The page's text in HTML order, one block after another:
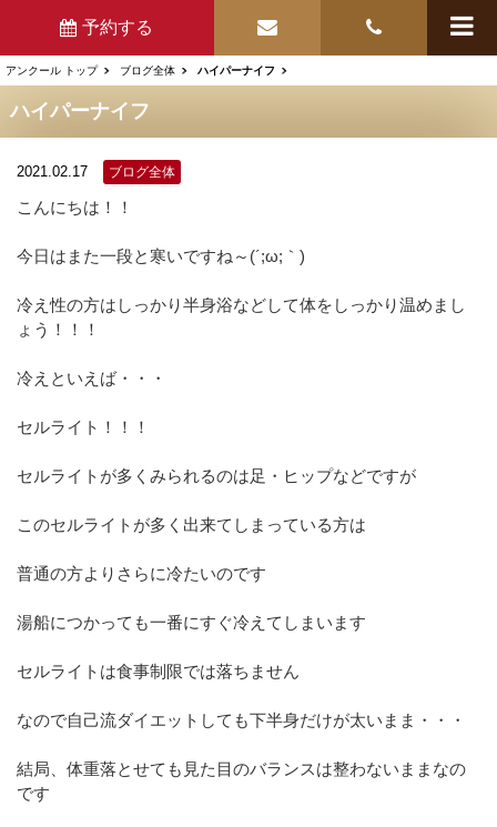
予約する
アンクール トップ ブログ全体 ハイパーナイフ
ハイパーナイフ
2021.02.17 ブログ全体
こんにちは！！
今日はまた一段と寒いですね～(´;ω;｀)
冷え性の方はしっかり半身浴などして体をしっかり温めまし
ょう！！！
冷えといえば・・・
セルライト！！！
セルライトが多くみられるのは足・ヒップなどですが
このセルライトが多く出来てしまっている方は
普通の方よりさらに冷たいのです
湯船につかっても一番にすぐ冷えてしまいます
セルライトは食事制限では落ちません
なので自己流ダイエットしても下半身だけが太いまま・・・
結局、体重落とせても見た目のバランスは整わないままなの
です